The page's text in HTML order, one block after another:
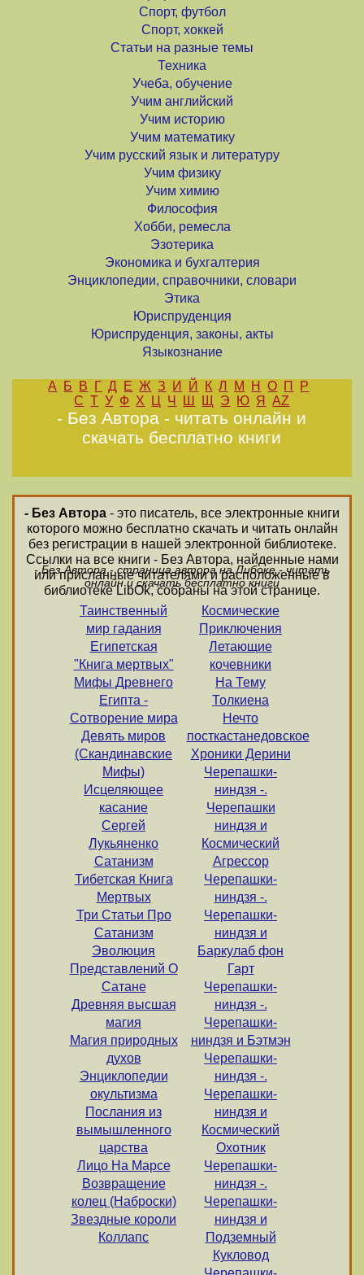
Спорт, футбол
Спорт, хоккей
Статьи на разные темы
Техника
Учеба, обучение
Учим английский
Учим историю
Учим математику
Учим русский язык и литературу
Учим физику
Учим химию
Философия
Хобби, ремесла
Эзотерика
Экономика и бухгалтерия
Энциклопедии, справочники, словари
Этика
Юриспруденция
Юриспруденция, законы, акты
Языкознание
А Б В Г Д Е Ж З И Й К Л М Н О П
Р
С Т У Ф Х Ц Ч Ш Щ Э Ю Я AZ
- Без Автора - читать онлайн и
скачать бесплатно книги
- Без Автора - это писатель, все электронные книги
которого можно бесплатно скачать и читать онлайн
без регистрации в нашей электронной библиотеке.
Ссылки на все книги - Без Автора, найденные нами
или присланные читателями и расположенные в
библиотеке LibOk, собраны на этой странице.
- Без Автора - страница автора на Либоке - читать
онлайн и скачать бесплатно книги
Таинственный
мир гадания
Египетская
"Книга мертвых"
Мифы Древнего
Египта -
Сотворение мира
Девять миров
(Скандинавские
Мифы)
Исцеляющее
касание
Сергей
Лукьяненко
Сатанизм
Тибетская Книга
Мертвых
Три Статьи Про
Сатанизм
Эволюция
Представлений О
Сатане
Древняя высшая
магия
Магия природных
духов
Энциклопедии
окультизма
Послания из
вымышленного
царства
Лицо На Марсе
Возвращение
колец (Наброски)
Звездные короли
Коллапс
Космические
Приключения
Летающие
кочевники
На Тему
Толкиена
Нечто
посткастанедовское
Хроники Дерини
Черепашки-
ниндзя -.
Черепашки
ниндзя и
Космический
Агрессор
Черепашки-
ниндзя -.
Черепашки-
ниндзя и
Баркулаб фон
Гарт
Черепашки-
ниндзя -.
Черепашки-
ниндзя и Бэтмэн
Черепашки-
ниндзя -.
Черепашки-
ниндзя и
Космический
Охотник
Черепашки-
ниндзя -.
Черепашки-
ниндзя и
Подземный
Кукловод